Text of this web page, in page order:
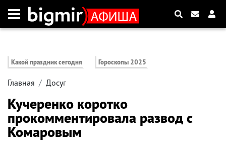
Какой праздник сегодня Гороскопы 2025
Главная Досуг
Кучеренко коротко
прокомментировала развод с
Комаровым